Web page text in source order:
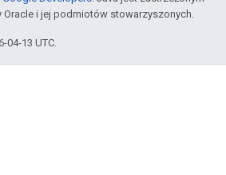
Oracle i jej podmiotów stowarzyszonych.
04-13 UTC.